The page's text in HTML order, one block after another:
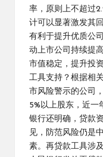
率，原则上不超过
计可以显著激发其
有利于提升优质公
动上市公司持续提
市值稳定，提升投
工具支持？根据相
市风险警示的公司
5%以上股东，近一
银行还明确，贷款
见，防范风险仍是
素。再贷款工具涉